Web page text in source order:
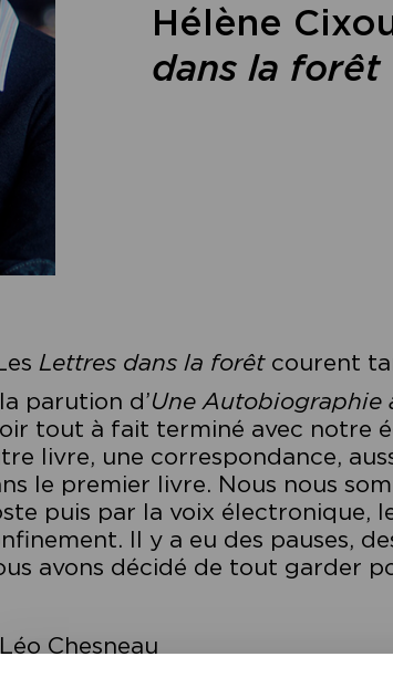
Hélène
dans la forêt
Lettres dans la forêtcourent
parution d’Une Autobiographie
tout à fait terminé avec notre
livre, une correspondance,
le premier livre. Nous nous
puis par la voix électronique,
Il y a eu des pauses,
avons décidé de tout garder
Chesneau